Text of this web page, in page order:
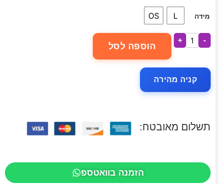
מידה L
OS
-
+
הוספה לסל
קניה מהירה
תשלום מאובטח:
הזמנה בוואטספ